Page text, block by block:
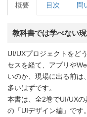
概要 目次 問
教科書では学べない
UI/UXプロジェクトをど
セスを経て、アプリや
いのか、現場に出る前は
多いはずです。
本書は、全2巻でUI/UX
の「UIデザイン編」です。